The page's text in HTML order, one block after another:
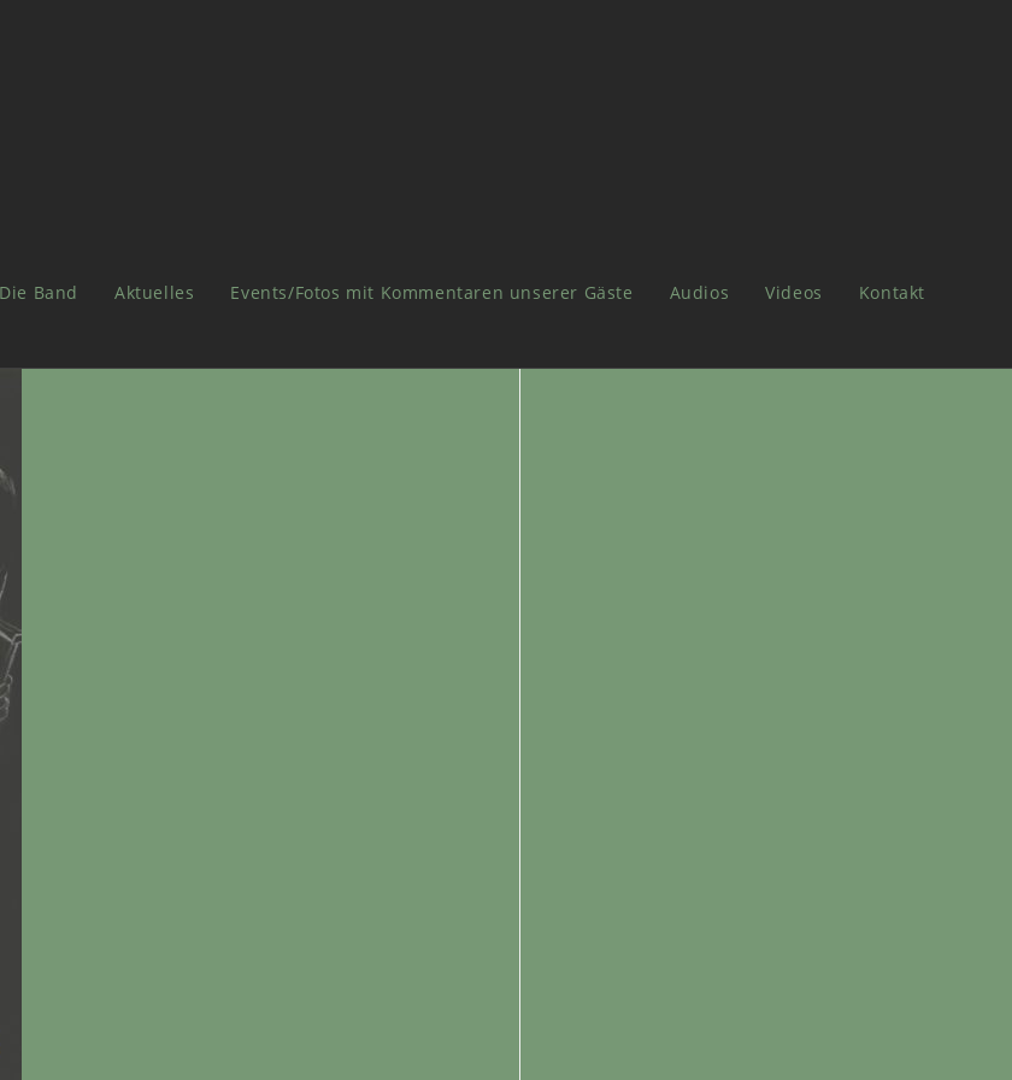
Die Band Aktuelles Events/Fotos mit Kommentaren unserer Gäste Audios Videos Kontakt